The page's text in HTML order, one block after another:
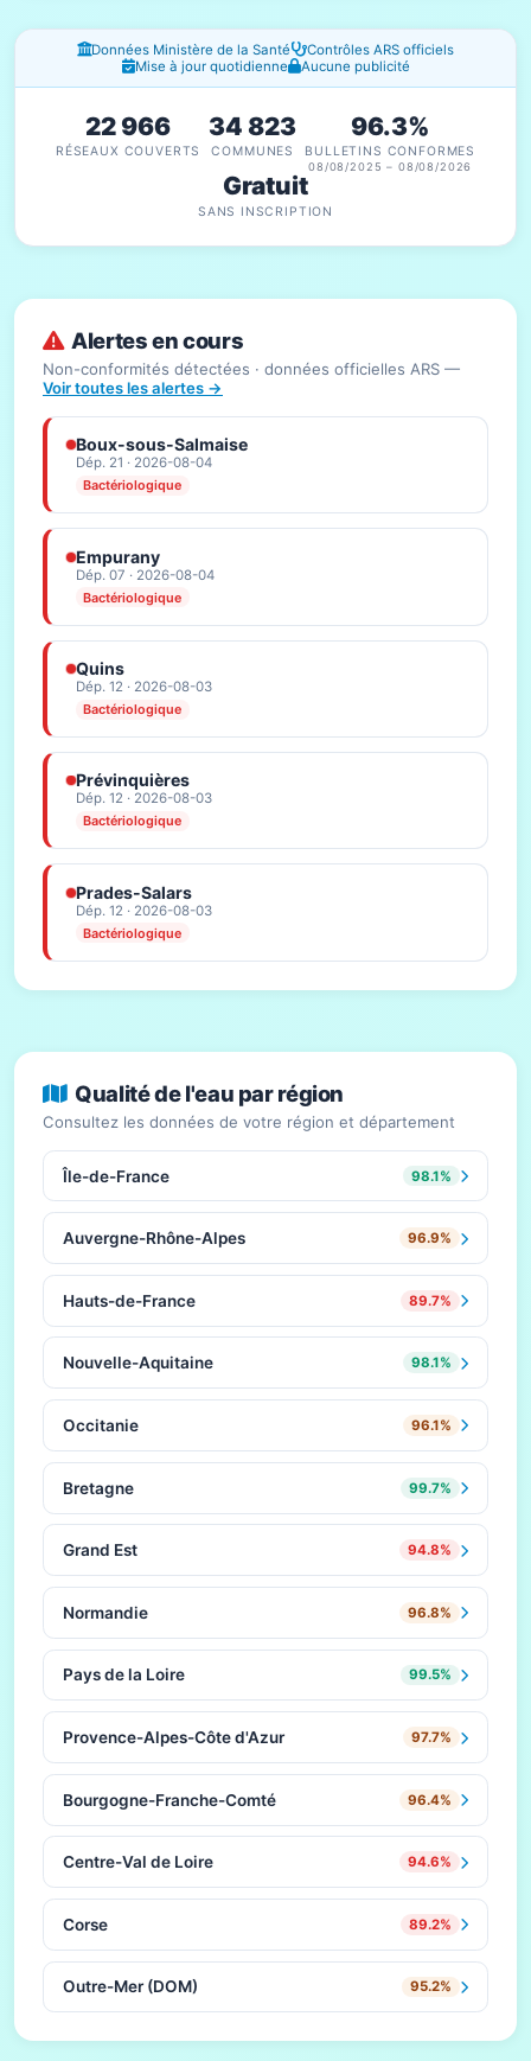
Fenêtres d'information
Données Ministère de la Santé
Contrôles ARS officiels
Mise à jour quotidienne
Aucune publicité
22 966
RÉSEAUX COUVERTS
34 823
COMMUNES
96.3%
BULLETINS CONFORMES
08/08/2025 – 08/08/2026
Gratuit
SANS INSCRIPTION
Alertes en cours
Non-conformités détectées · données officielles ARS —
Voir toutes les alertes →
Boux-sous-Salmaise
Dép. 21 · 2026-08-04
Bactériologique
Empurany
Dép. 07 · 2026-08-04
Bactériologique
Quins
Dép. 12 · 2026-08-03
Bactériologique
Prévinquières
Dép. 12 · 2026-08-03
Bactériologique
Prades-Salars
Dép. 12 · 2026-08-03
Bactériologique
Qualité de l'eau par région
Consultez les données de votre région et département
Île-de-France 98.1%
Auvergne-Rhône-Alpes 96.9%
Hauts-de-France 89.7%
Nouvelle-Aquitaine 98.1%
Occitanie 96.1%
Bretagne 99.7%
Grand Est 94.8%
Normandie 96.8%
Pays de la Loire 99.5%
Provence-Alpes-Côte d'Azur 97.7%
Bourgogne-Franche-Comté 96.4%
Centre-Val de Loire 94.6%
Corse 89.2%
Outre-Mer (DOM) 95.2%